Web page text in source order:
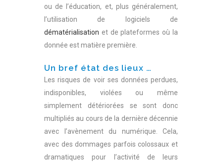
ou de l’éducation, et, plus généralement,
l’utilisation de logiciels de
dématérialisation et de plateformes où la
donnée est matière première.
Un bref état des lieux …
Les risques de voir ses données perdues,
indisponibles, violées ou même
simplement détériorées se sont donc
multipliés au cours de la dernière décennie
avec l’avènement du numérique. Cela,
avec des dommages parfois colossaux et
dramatiques pour l’activité de leurs